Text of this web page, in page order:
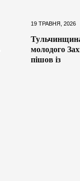
19 ТРАВНЯ, 2026
молодого
пішов із